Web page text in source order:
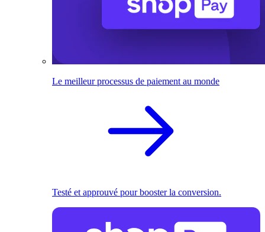
Le meilleur processus de paiement au monde
Testé et approuvé pour booster la conversion.